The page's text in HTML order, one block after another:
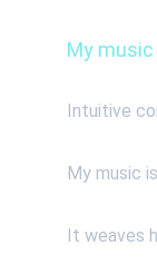
My
Intuitive
My music
It weaves